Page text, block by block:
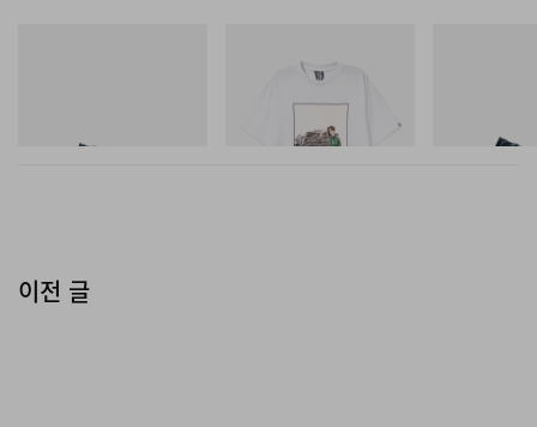
Billionaire Boys Club X Initial
D Cotton T-Shirt 2